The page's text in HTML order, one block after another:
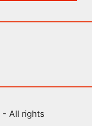
- All rights